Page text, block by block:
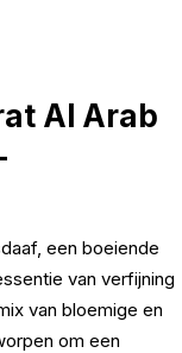
Al Arab
een boeiende
van verfijning
van bloemige en
om een